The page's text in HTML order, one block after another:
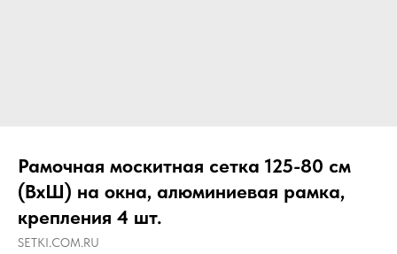
Рамочная москитная сетка 125-80 см
(ВхШ) на окна, алюминиевая рамка,
крепления 4 шт.
SETKI.COM.RU